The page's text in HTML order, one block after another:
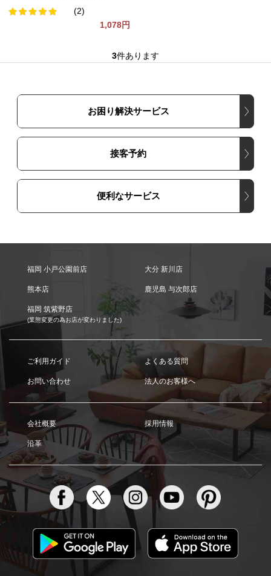
(2)
1,078円
3件あります
お困り解決サービス
接客予約
便利なサービス
福岡 小戸公園前店 大分 新川店
熊本店 鹿児島 与次郎店
福岡 筑紫野店
(業態変更の為お店が変わりました)
ご利用ガイド よくある質問
お問い合わせ 法人のお客様へ
会社概要 採用情報
沿革